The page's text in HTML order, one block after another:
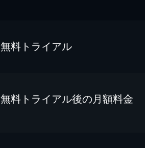
無料トライアル
無料トライアル後の⽉額料金